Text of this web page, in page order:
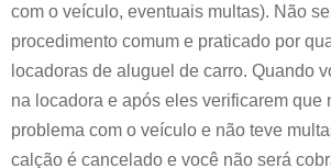
com o veículo, eventuais multas). Não
procedimento comum e praticado por
locadoras de aluguel de carro. Quando
na locadora e após eles verificarem que
problema com o veículo e não teve
calção é cancelado e você não será